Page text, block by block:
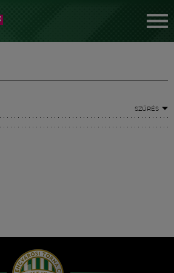
SZŰRÉS